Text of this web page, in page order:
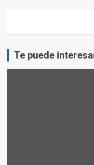
Te puede